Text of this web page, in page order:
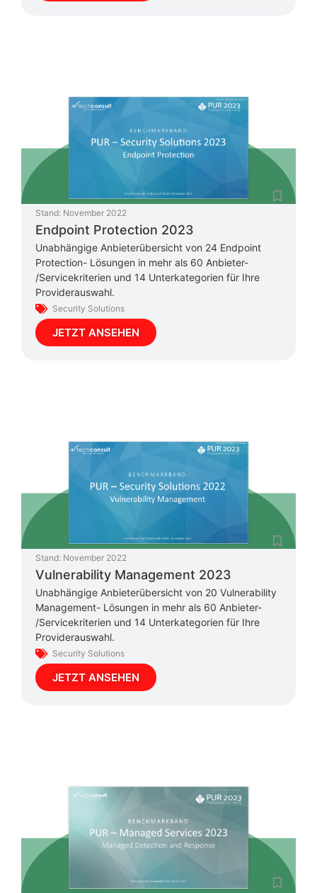
Stand: November 2022
Endpoint Protection 2023
Unabhängige Anbieterübersicht von 24 Endpoint
Protection- Lösungen in mehr als 60 Anbieter-
/Servicekriterien und 14 Unterkategorien für Ihre
Providerauswahl.
Security Solutions
JETZT ANSEHEN
Stand: November 2022
Vulnerability Management 2023
Unabhängige Anbieterübersicht von 20 Vulnerability
Management- Lösungen in mehr als 60 Anbieter-
/Servicekriterien und 14 Unterkategorien für Ihre
Providerauswahl.
Security Solutions
JETZT ANSEHEN